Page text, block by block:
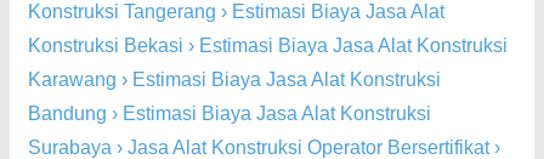
Konstruksi Tangerang › Estimasi Biaya Jasa Alat
Konstruksi Bekasi › Estimasi Biaya Jasa Alat Konstruksi
Karawang › Estimasi Biaya Jasa Alat Konstruksi
Bandung › Estimasi Biaya Jasa Alat Konstruksi
Surabaya › Jasa Alat Konstruksi Operator Bersertifikat›